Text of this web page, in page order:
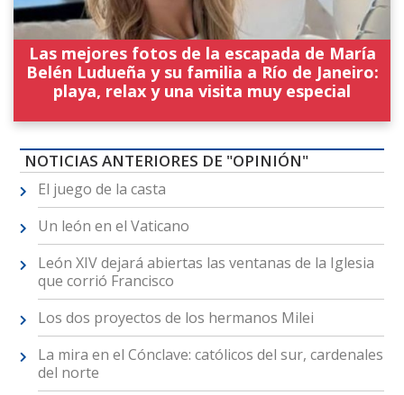
Las mejores fotos de la escapada de María
Belén Ludueña y su familia a Río de Janeiro:
playa, relax y una visita muy especial
NOTICIAS ANTERIORES DE "OPINIÓN"
El juego de la casta
Un león en el Vaticano
León XIV dejará abiertas las ventanas de la Iglesia
que corrió Francisco
Los dos proyectos de los hermanos Milei
La mira en el Cónclave: católicos del sur, cardenales
del norte